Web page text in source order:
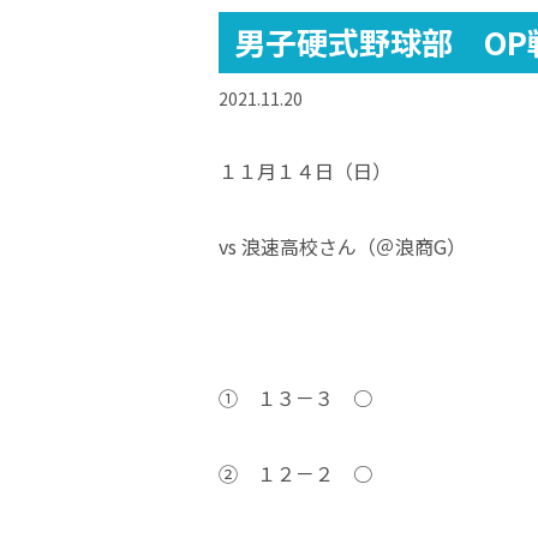
男子硬式野球部 OP
2021.11.20
１１月１４日（日）
vs 浪速高校さん（＠浪商G）
① １３－３ ○
② １２－２ ○